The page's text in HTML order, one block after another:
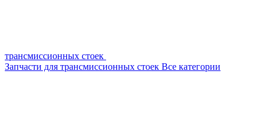
трансмиссионных стоек
Запчасти для трансмиссионных стоек Все категории